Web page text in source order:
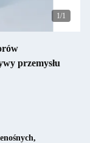
1/1
przemysłu
,